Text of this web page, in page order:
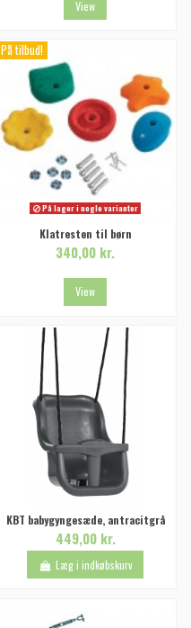
View
På tilbud!
På lager i nogle varianter
Klatresten til børn
340,00 kr.
View
KBT babygyngesæde, antracitgrå
449,00 kr.
Læg i indkøbskurv